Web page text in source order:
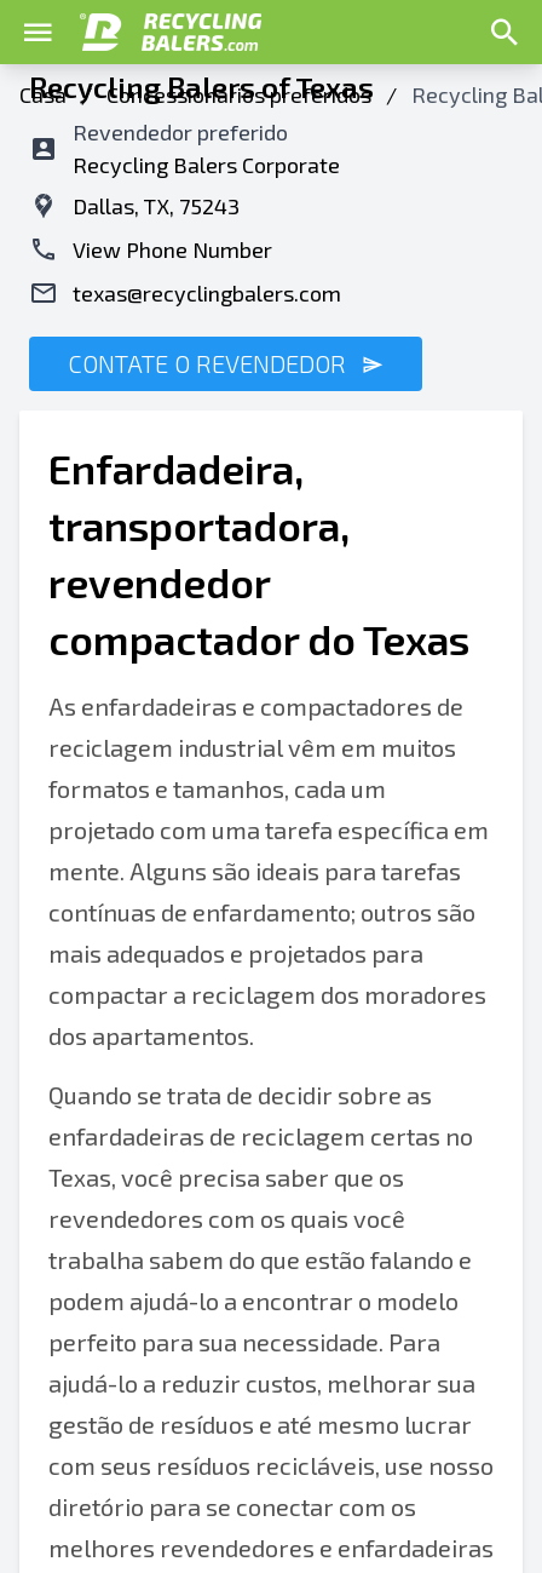
Casa / Concessionários preferidos / Recycling
Recycling Balers of Texas
Revendedor preferido
Recycling Balers Corporate
Dallas, TX, 75243
View Phone Number
texas@recyclingbalers.com
CONTATE O REVENDEDOR
Enfardadeira,
transportadora,
revendedor
compactador do Texas
As enfardadeiras e compactadores de
reciclagem industrial vêm em muitos
formatos e tamanhos, cada um
projetado com uma tarefa específica em
mente. Alguns são ideais para tarefas
contínuas de enfardamento; outros são
mais adequados e projetados para
compactar a reciclagem dos moradores
dos apartamentos.
Quando se trata de decidir sobre as
enfardadeiras de reciclagem certas no
Texas, você precisa saber que os
revendedores com os quais você
trabalha sabem do que estão falando e
podem ajudá-lo a encontrar o modelo
perfeito para sua necessidade. Para
ajudá-lo a reduzir custos, melhorar sua
gestão de resíduos e até mesmo lucrar
com seus resíduos recicláveis, use nosso
diretório para se conectar com os
melhores revendedores e enfardadeiras